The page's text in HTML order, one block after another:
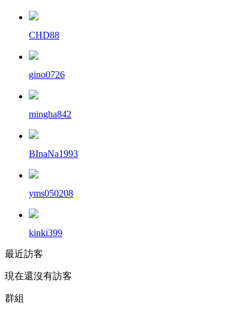
CHD88
gino0726
mingha842
BInaNa1993
yms050208
kinki399
最近訪客
現在還沒有訪客
群組